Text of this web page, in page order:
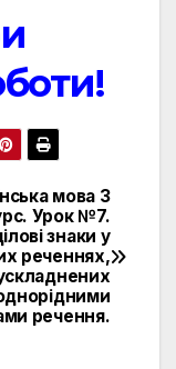
мова 3
Урок №7.
знаки у
реченнях,
речення.